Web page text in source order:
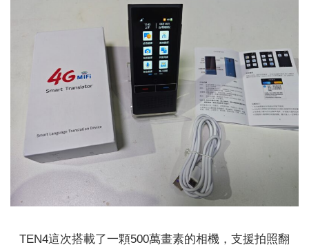
TEN4這次搭載了一顆500萬畫素的相機，支援拍照翻